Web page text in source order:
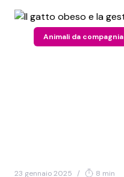
Animali da compagnia
23 gennaio 2025 / 8 min